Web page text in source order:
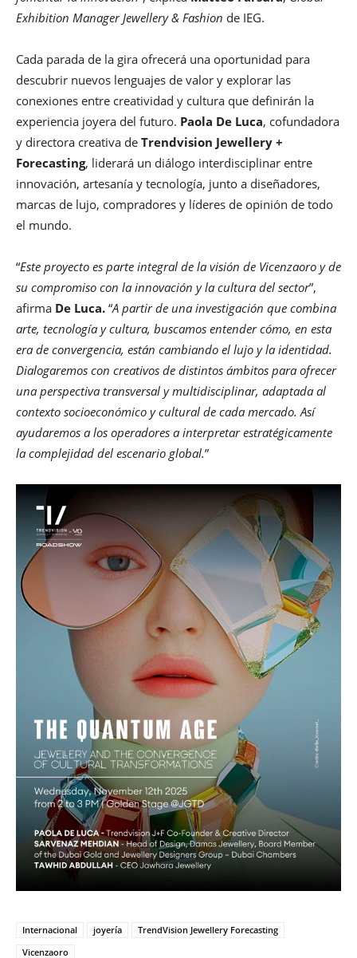
Exhibition Manager Jewellery & Fashion de IEG.
Cada parada de la gira ofrecerá una oportunidad para
descubrir nuevos lenguajes de valor y explorar las
conexiones entre creatividad y cultura que definirán la
experiencia joyera del futuro. Paola De Luca, cofundadora
y directora creativa de Trendvision Jewellery +
Forecasting, liderará un diálogo interdisciplinar entre
innovación, artesanía y tecnología, junto a diseñadores,
marcas de lujo, compradores y líderes de opinión de todo
el mundo.
“Este proyecto es parte integral de la visión de Vicenzaoro y de
su compromiso con la innovación y la cultura del sector”,
afirma De Luca. “A partir de una investigación que combina
arte, tecnología y cultura, buscamos entender cómo, en esta
era de convergencia, están cambiando el lujo y la identidad.
Dialogaremos con creativos de distintos ámbitos para ofrecer
una perspectiva transversal y multidisciplinar, adaptada al
contexto socioeconómico y cultural de cada mercado. Así
ayudaremos a los operadores a interpretar estratégicamente
la complejidad del escenario global.”
Internacional joyería
TrendVision Jewellery Forecasting
Vicenzaoro